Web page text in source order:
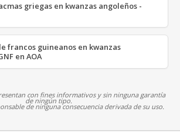
griegas en kwanzas angoleños -
francos guineanos en kwanzas
en AOA
con fines informativos y sin ninguna garantía
de ningún tipo.
de ninguna consecuencia derivada de su uso.